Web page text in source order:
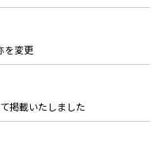
を変更
掲載いたしました